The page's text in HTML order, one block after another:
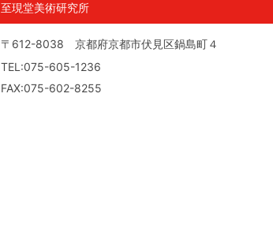
至現堂美術研究所
〒612-8038 京都府京都市伏見区鍋島町４
TEL:075-605-1236
FAX:075-602-8255